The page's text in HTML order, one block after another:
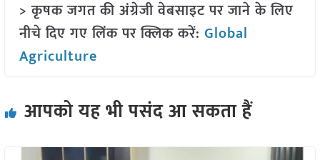
> कृषक जगत की अंग्रेजी वेबसाइट पर जाने के लिए
नीचे दिए गए लिंक पर क्लिक करें: Global
Agriculture
आपको यह भी पसंद आ सकता हैं